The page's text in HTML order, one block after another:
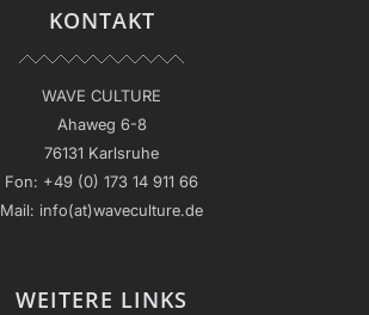
KONTAKT
WAVE CULTURE
Ahaweg 6-8
76131 Karlsruhe
Fon: +49 (0) 173 14 911 66
Mail: info(at)waveculture.de
WEITERE LINKS